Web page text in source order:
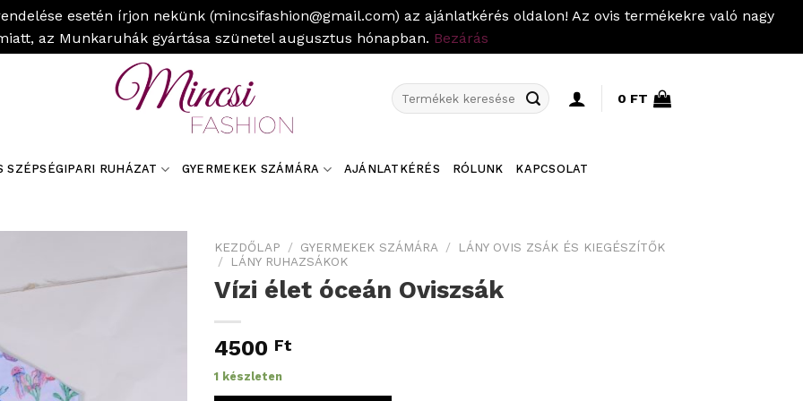
esetén írjon nekünk (mincsifashion@gmail.com) az ajánlatkérés oldalon! Az ovis termékekre való nagy
az Munkaruhák gyártása szünetel augusztus hónapban. Bezárás
Keresés
a
0 FT
SZÉPSÉGIPARI RUHÁZAT GYERMEKEK SZÁMÁRA AJÁNLATKÉRÉS RÓLUNK KAPCSOLAT
KEZDŐLAP / GYERMEKEK SZÁMÁRA /
LÁNY OVIS ZSÁK ÉS KIEGÉSZÍTŐK
/
LÁNY RUHAZSÁKOK
Vízi élet óceán Oviszsák
4500 Ft
1 készleten